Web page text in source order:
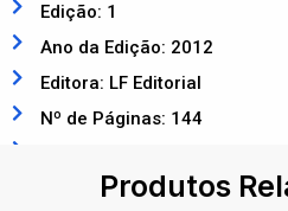
Edição: 1
Ano da Edição: 2012
Editora: LF Editorial
Nº de Páginas: 144
Produtos